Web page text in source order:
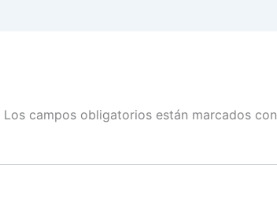
Los campos obligatorios están marcados con